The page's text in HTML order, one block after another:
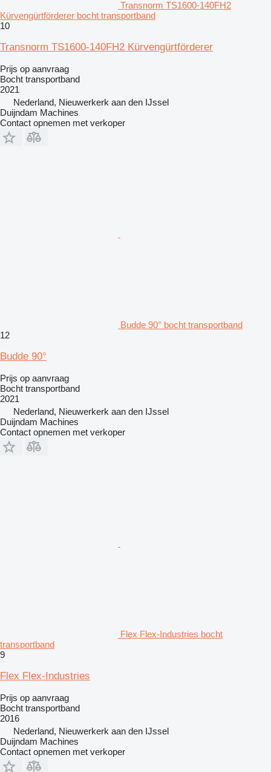
Transnorm TS1600-140FH2
Kürvengürtförderer bocht transportband
10
Transnorm TS1600-140FH2 Kürvengürtförderer
Prijs op aanvraag
Bocht transportband
2021
Nederland, Nieuwerkerk aan den IJssel
Duijndam Machines
Contact opnemen met verkoper
Budde 90° bocht transportband
12
Budde 90°
Prijs op aanvraag
Bocht transportband
2021
Nederland, Nieuwerkerk aan den IJssel
Duijndam Machines
Contact opnemen met verkoper
Flex Flex-Industries bocht
transportband
9
Flex Flex-Industries
Prijs op aanvraag
Bocht transportband
2016
Nederland, Nieuwerkerk aan den IJssel
Duijndam Machines
Contact opnemen met verkoper